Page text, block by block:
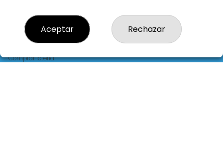
LOTERIA LA FLORIDA
Comprar lotería
Aceptar Rechazar